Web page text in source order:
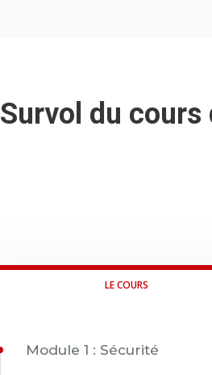
Survol du cours
LE COURS
Module 1 : Sécurité